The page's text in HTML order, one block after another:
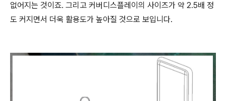
없어지는 것이죠. 그리고 커버디스플레이의 사이즈가 약 2.5배 정
도 커지면서 더욱 활용도가 높아질 것으로 보입니다.